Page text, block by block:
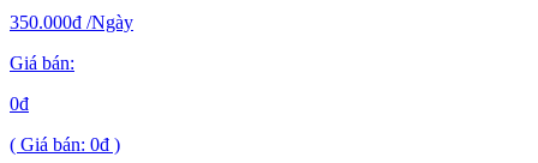
350.000đ /Ngày
Giá bán:
0đ
( Giá bán: 0đ )